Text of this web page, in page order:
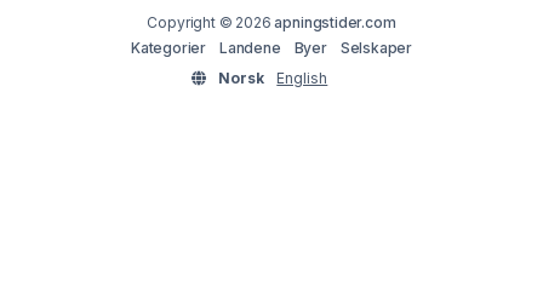
Copyright © 2026apningstider.com
Kategorier
Landene Byer
Selskaper
Norsk
English